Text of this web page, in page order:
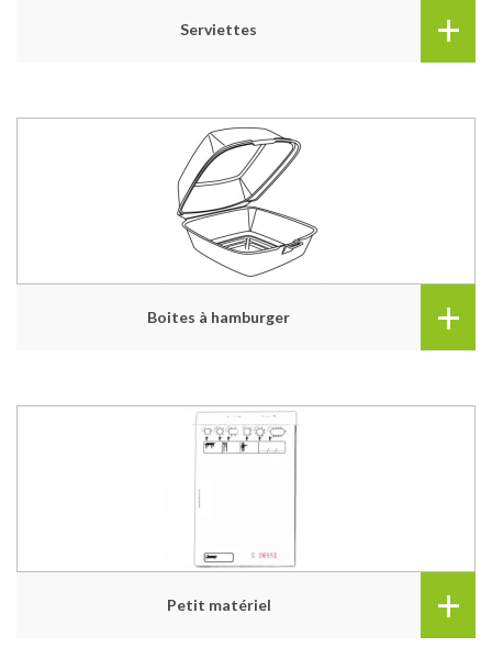
Serviettes +
Boites à hamburger +
Petit matériel +